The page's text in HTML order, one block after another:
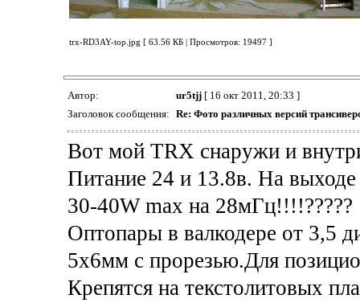
trx-RD3AY-top.jpg [ 63.56 КБ | Просмотров: 19497 ]
Автор: ur5tjj[ 16 окт 2011, 20:33 ]
Заголовок сообщения: Re: Фото различных версий
Вот мой TRX снаружи и
Питание 24 и 13.8в. На
30-40W max на 28мГц!!!!?????
Оптопары в валкодере от 3,5
5х6мм с прорезью.Для
Крепятся на текстолитовых